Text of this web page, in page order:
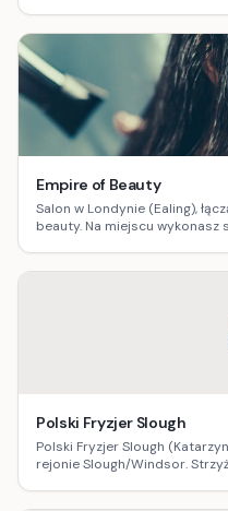
Empire of Beauty
Salon w Londynie (Ealing),
beauty. Na miejscu wykonasz
Polski Fryzjer Slough
Polski Fryzjer Slough
rejonie Slough/Windsor.